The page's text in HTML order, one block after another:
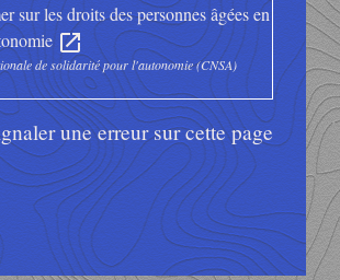
sur les droits des personnes âgées en
open_in_new
de solidarité pour l'autonomie (CNSA)
une erreur sur cette page